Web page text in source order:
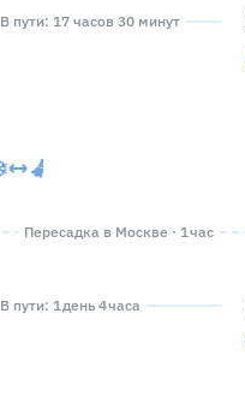
В пути: 17 часов 30 минут
Пересадка в Москве · 1 час
В пути: 1 день 4 часа